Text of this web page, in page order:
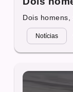
Dois homens,
Notícias